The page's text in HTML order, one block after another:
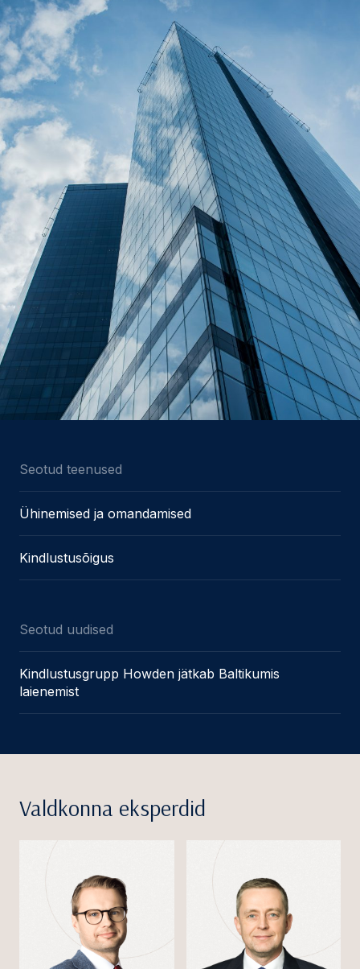
Seotud teenused
Ühinemised ja omandamised
Kindlustusõigus
Seotud uudised
Kindlustusgrupp Howden jätkab Baltikumis
laienemist
Valdkonna eksperdid